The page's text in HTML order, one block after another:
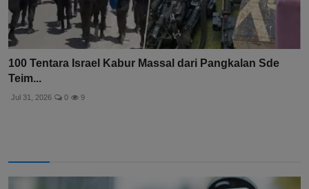
100 Tentara Israel Kabur Massal dari Pangkalan Sde
Teim...
Jul 31, 2026 0 9